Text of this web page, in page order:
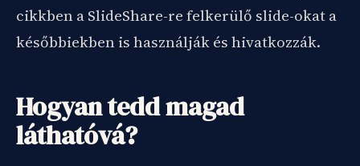
cikkben a SlideShare-re felkerülő slide-okat a
későbbiekben is használják és hivatkozzák.
Hogyan tedd magad
láthatóvá?